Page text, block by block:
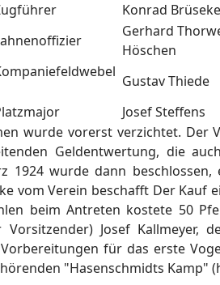
Konrad
Gerhard
Höschen
Gustav Thiede
Josef Steffens
wurde vorerst verzichtet. Der
Geldentwertung, die
wurde dann
vom Verein beschafft Der
beim Antreten kostete 50
Josef
für das erste
"Hasenschmidts